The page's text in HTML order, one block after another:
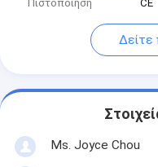
Πιστοποίηση
CE
Δείτε
Ms. Joyce Chou